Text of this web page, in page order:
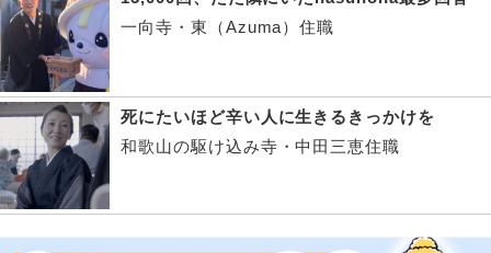
一向寺・東（Azuma）住職
死にたいほど辛い人に生きるきっかけを
和歌山の駆け込み寺・中田三恵住職